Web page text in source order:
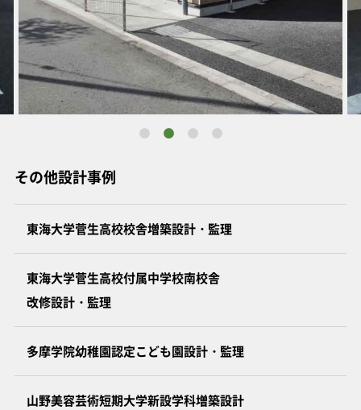
その他設計事例
東海大学菅生高校校舎増築設計・監理
東海大学菅生高校付属中学校南校舎
改修設計・監理
多摩学院幼稚園認定こども園設計・監理
山野美容芸術短期大学新設学科増築設計